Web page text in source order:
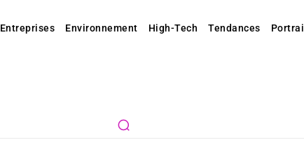
Entreprises Environnement High-Tech Tendances